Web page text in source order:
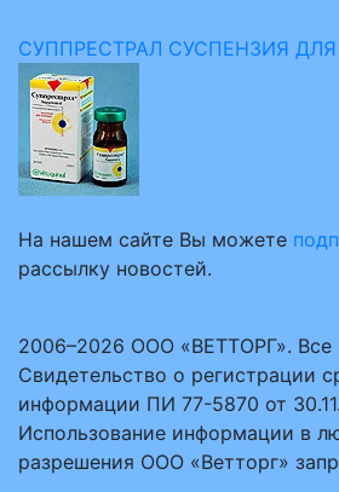
СУППРЕСТРАЛ СУСПЕНЗИЯ
На нашем сайте Вы можете
рассылку новостей.
2006–2026 ООО «ВЕТТОРГ».
Свидетельство о регистрации
информации ПИ 77-5870 от
Использование информации в
разрешения ООО «Ветторг»